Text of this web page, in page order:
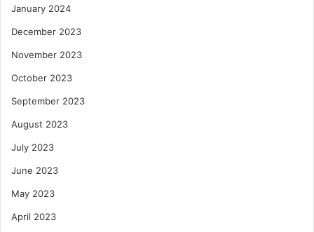
January 2024
December 2023
November 2023
October 2023
September 2023
August 2023
July 2023
June 2023
May 2023
April 2023